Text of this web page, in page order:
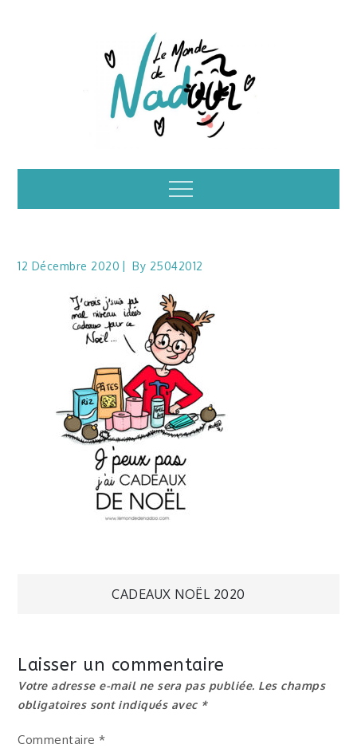
Illustrations – le
monde de Nadoo
Menu
12 Décembre 2020 By 25042012
Navigation
l’article
CADEAUX NOËL 2020
Laisser un commentaire
Votre adresse e-mail ne sera pas publiée. Les champs
obligatoires sont indiqués avec *
Commentaire*